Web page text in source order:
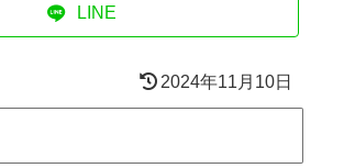
LINE
2024年11月10日